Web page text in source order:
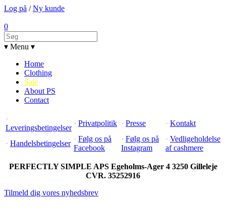
Log på /Ny kunde
0
▾ Menu ▾
Home
Clothing
Sale
About PS
Contact
·
Leveringsbetingelser
· Privatpolitik · Presse · Kontakt
· Handelsbetingelser
· Følg os på
Facebook
· Følg os på
Instagram
· Vedligeholdelse
af cashmere
PERFECTLY SIMPLE APS Egeholms-Ager 4 3250 Gilleleje
CVR. 35252916
Tilmeld dig vores nyhedsbrev